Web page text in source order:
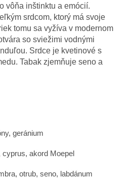
vôňa inštinktu a emócií.
srdcom, ktorý má svoje
tomu sa vyžíva v modernom
so sviežimi vodnými
Srdce je kvetinové s
Tabak zjemňuje seno a
geránium
akord Moepel
otrub, seno, labdánum